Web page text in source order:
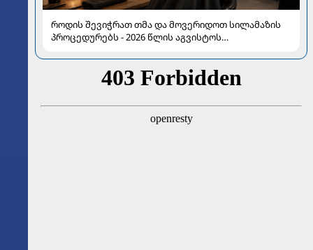
როდის შევიჭრათ თმა და მოვერიდოთ სილამაზის
პროცედურებს - 2026 წლის აგვისტოს